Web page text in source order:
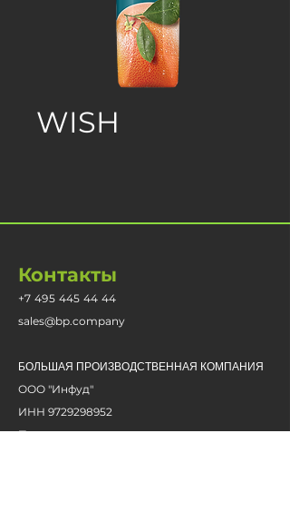
WISH
Контакты
+7 495 445 44 44
sales@bp.company​
БОЛЬШАЯ ПРОИЗВОДСТВЕННАЯ КОМПАНИЯ
ООО "Инфуд"
ИНН 9729298952
Производственные площадки: